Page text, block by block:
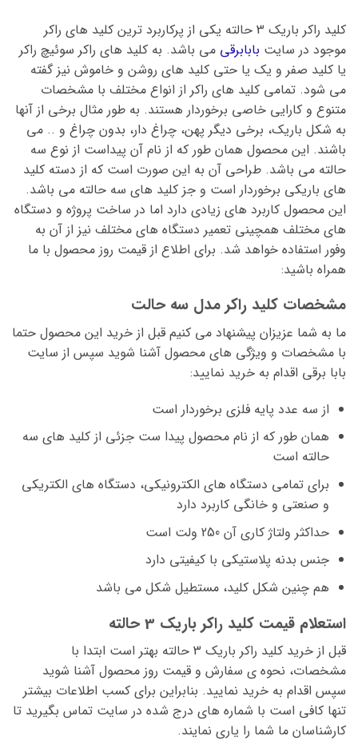
کلید راکر باریک 3 حالته یکی از پرکاربرد ترین کلید های راکر
موجود در سایت بابابرقی می باشد. به کلید های راکر سوئیچ راکر
یا کلید صفر و یک یا حتی کلید های روشن و خاموش نیز گفته
می شود. تمامی کلید های راکر از انواع مختلف با مشخصات
متنوع و کارایی خاصی برخوردار هستند. به طور مثال برخی از آنها
به شکل باریک، برخی دیگر پهن، چراغ دار، بدون چراغ و .. می
باشند. این محصول همان طور که از نام آن پیداست از نوع سه
حالته می باشد. طراحی آن به این صورت است که از دسته کلید
های باریکی برخوردار است و جز کلید های سه حالته می باشد.
این محصول کاربرد های زیادی دارد اما در ساخت پروژه و دستگاه
های مختلف همچینی تعمیر دستگاه های مختلف نیز از آن به
وفور استفاده خواهد شد. برای اطلاع از قیمت روز محصول با ما
همراه باشید:
مشخصات کلید راکر مدل سه حالت
ما به شما عزیزان پیشنهاد می کنیم قبل از خرید این محصول حتما
با مشخصات و ویژگی های محصول آشنا شوید سپس از سایت
بابا برقی اقدام به خرید نمایید:
از سه عدد پایه فلزی برخوردار است
همان طور که از نام محصول پیدا ست جزئی از کلید های سه
حالته است
برای تمامی دستگاه های الکترونیکی، دستگاه های الکتریکی
و صنعتی و خانگی کاربرد دارد
حداکثر ولتاژ کاری آن 250 ولت است
جنس بدنه پلاستیکی با کیفیتی دارد
هم چنین شکل کلید، مستطیل شکل می باشد
استعلام قیمت کلید راکر باریک 3 حالته
قبل از خرید کلید راکر باریک 3 حالته بهتر است ابتدا با
مشخصات، نحوه ی سفارش و قیمت روز محصول آشنا شوید
سپس اقدام به خرید نمایید. بنابراین برای کسب اطلاعات بیشتر
تنها کافی است با شماره های درج شده در سایت تماس بگیرید تا
کارشناسان ما شما را یاری نمایند.